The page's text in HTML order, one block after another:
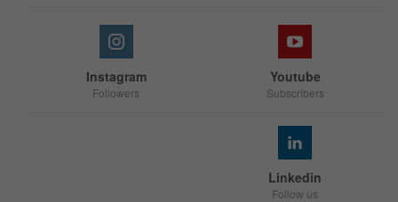
Youtube
Subscribers
Instagram
Followers
Linkedin
Follow us